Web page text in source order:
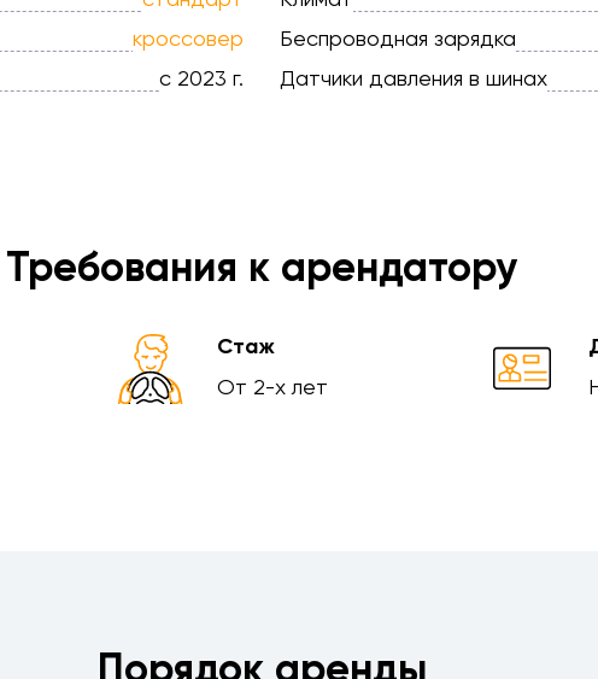
кроссовер
с 2023 г.
Беспроводная зарядка
Датчики давления в шинах
Требования к арендатору
Стаж
От 2-х лет
Порядок аренды